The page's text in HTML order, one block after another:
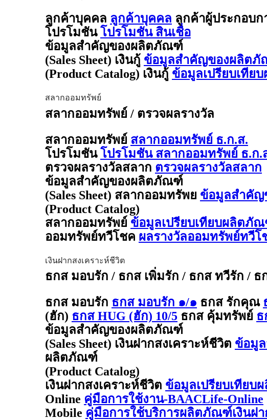
ลูกค้าบุคคล ลูกค้าบุคคล ลูกค้าผู้ประกอบก
โปรโมชัน โปรโมชัน สินเชื่อ
ข้อมูลสำคัญของผลิตภัณฑ์
(Sales Sheet) เงินกู้ ข้อมูลสำคัญของผลิตภัณ
(Product Catalog) เงินกู้ ข้อมูลเปรียบเทีย
สลากออมทรัพย์
สลากออมทรัพย์ / ตรวจผลรางวัล
สลากออมทรัพย์ สลากออมทรัพย์ ธ.ก.ส.
โปรโมชัน โปรโมชัน สลากออมทรัพย์ ธ.ก.
ตรวจผลรางวัลสลาก ตรวจผลรางวัลสลาก
ข้อมูลสำคัญของผลิตภัณฑ์
(Sales Sheet) สลากออมทรัพย ข้อมูลสำคัญ
(Product Catalog)
สลากออมทรัพย์ ข้อมูลเปรียบเทียบผลิตภัณ
ออมทรัพย์ทวีโชค ผลรางวัลออมทรัพย์ทวีโ
เงินฝากสงเคราะห์ชีวิต
ธกส มอบรัก / ธกส เพิ่มรัก / ธกส ทวีรัก /
ธกส มอบรัก ธกส มอบรัก ๑/๑ ธกส รักคุณ
(ฮัก) ธกส HUG (ฮัก) 10/5 ธกส คุ้มทรัพย์ ธ
ข้อมูลสำคัญของผลิตภัณฑ์
(Sales Sheet) เงินฝากสงเคราะห์ชีวิต ข้อมูล
ผลิตภัณฑ์
(Product Catalog)
เงินฝากสงเคราะห์ชีวิต ข้อมูลเปรียบเทียบ
Online คู่มือการใช้งาน-BAACLife-Online
Mobile คู่มือการใช้บริการผลิตภัณฑ์เงินฝ